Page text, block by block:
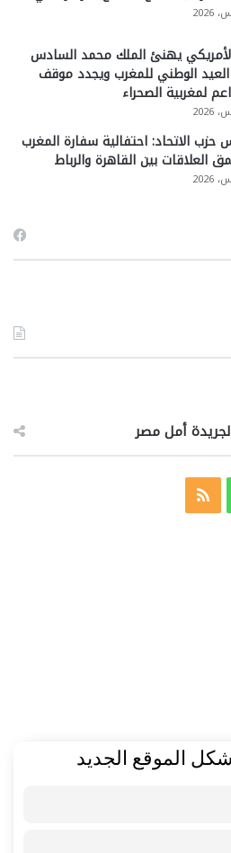
يهنئ الملك محمد السادس
الوطني للمغرب ويجدد موقف
لمغربية الصحراء
حزب الاتحاد: احتفالية سفارة المغرب
العلاقات بين القاهرة والرباط
أمل مصر
ملخص
الموقع الجديد